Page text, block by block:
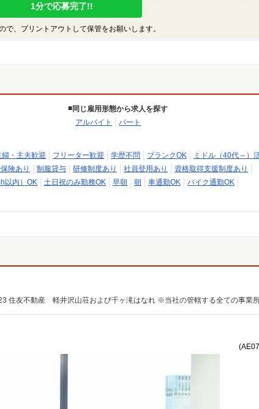
1分で応募完了!!
、プリントアウトして保管をお願いします。
同じ雇用形態から求人を探す
アルバイト
パート
婦・主夫歓迎 フリーター歓迎 学歴不問 ブランクOK
ミドル（40代～）
険あり 制服貸与 研修制度あり 社員登用あり
資格取得支援制度あり
以内）OK 土日祝のみ勤務OK 早朝 朝 車通勤OK
バイク通勤OK